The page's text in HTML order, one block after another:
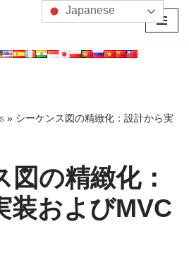
» シーケンス図の精緻化：設計から実
図の精緻化：
装およびMVC
Japanese